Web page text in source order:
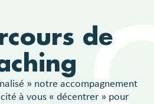
de
» notre accompagnement
à vous « décentrer » pour